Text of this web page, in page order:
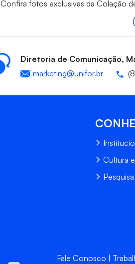
Confira fotos exclusivas da Colação
Diretoria de Comunicação,
marketing@unifor.br
Cultura
Fale Conosco